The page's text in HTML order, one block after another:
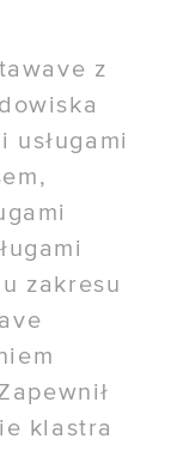
z
usługami
zakresu
klastra